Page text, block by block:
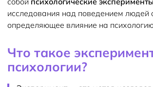
исследования над поведением людей
определяющее влияние на
Что такое
психологии?